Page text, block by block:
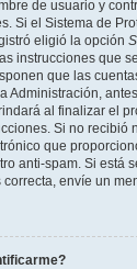
de usuario y
Si el Sistema de
eligió la opción
instrucciones que
que las
Administración,
al finalizar el
Si no recibió
que
anti-spam. Si está
envíe un